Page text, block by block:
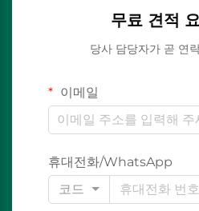
무료 견적
당사 담당자가 곧 연
이메일
휴대전화/WhatsApp
코드